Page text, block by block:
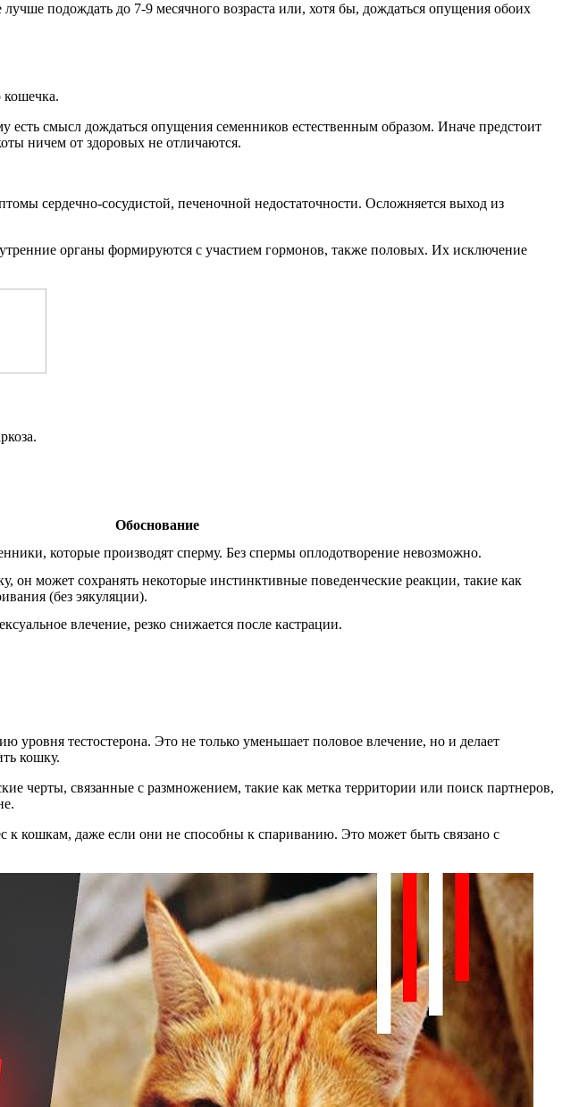
подождать до 7-9 месячного возраста или, хотя бы, дождаться опущения обоих
кошечка.
смысл дождаться опущения семенников естественным образом. Иначе предстоит
ничем от здоровых не отличаются.
сердечно-сосудистой, печеночной недостаточности. Осложняется выход из
органы формируются с участием гормонов, также половых. Их исключение
Обоснование
которые производят сперму. Без спермы оплодотворение невозможно.
он может сохранять некоторые инстинктивные поведенческие реакции, такие как
(без эякуляции).
влечение, резко снижается после кастрации.
уровня тестостерона. Это не только уменьшает половое влечение, но и делает
кошку.
черты, связанные с размножением, такие как метка территории или поиск партнеров,
к кошкам, даже если они не способны к спариванию. Это может быть связано с